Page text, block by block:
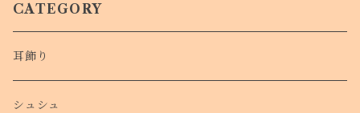
CATEGORY
耳飾り
シュシュ